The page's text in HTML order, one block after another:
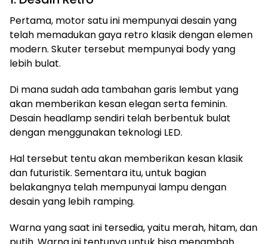
Pertama, motor satu ini mempunyai desain yang
telah memadukan gaya retro klasik dengan elemen
modern. Skuter tersebut mempunyai body yang
lebih bulat.
Di mana sudah ada tambahan garis lembut yang
akan memberikan kesan elegan serta feminin.
Desain headlamp sendiri telah berbentuk bulat
dengan menggunakan teknologi LED.
Hal tersebut tentu akan memberikan kesan klasik
dan futuristik. Sementara itu, untuk bagian
belakangnya telah mempunyai lampu dengan
desain yang lebih ramping.
Warna yang saat ini tersedia, yaitu merah, hitam, dan